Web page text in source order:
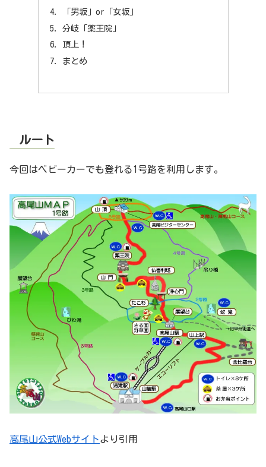
「男坂」or「女坂」
分岐「薬王院」
頂上！
まとめ
ルート
今回はベビーカーでも登れる1号路を利用します。
高尾山公式Webサイトより引用